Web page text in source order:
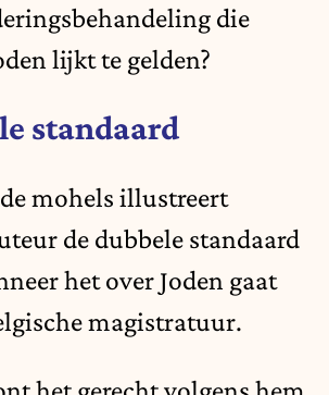
die
lijkt te gelden?
standaard
mohels illustreert
de dubbele standaard
het over Joden gaat
magistratuur.